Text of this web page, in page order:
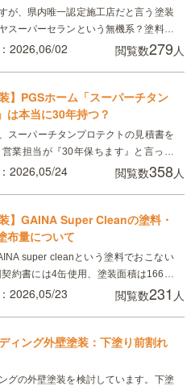
が、県内唯一認定施工店だと言う塗装
スーパーセランという無機系？塗料の
イヤスーパーセランは
2026,06/02 閲覧数279人
】PGSホーム「スーパーチタン
は本当に30年持つ？
スーパーチタンプロテクトの見積書を
業担当が『30年保ちます』と言って
ネットで調べたら、15年〜20年と書い
2026,05/24 閲覧数358人
装】GAINA Super Cleanの塗料・
布量について
super cleanという塗料でおこない
契約書には4缶使用、塗装面積は166㎡
ました。 実際はGAINA2缶、GAINA
2026,05/23 閲覧数231 人
ィング外壁塗装：下塗り前割れ
グの外壁塗装を検討しています。下塗